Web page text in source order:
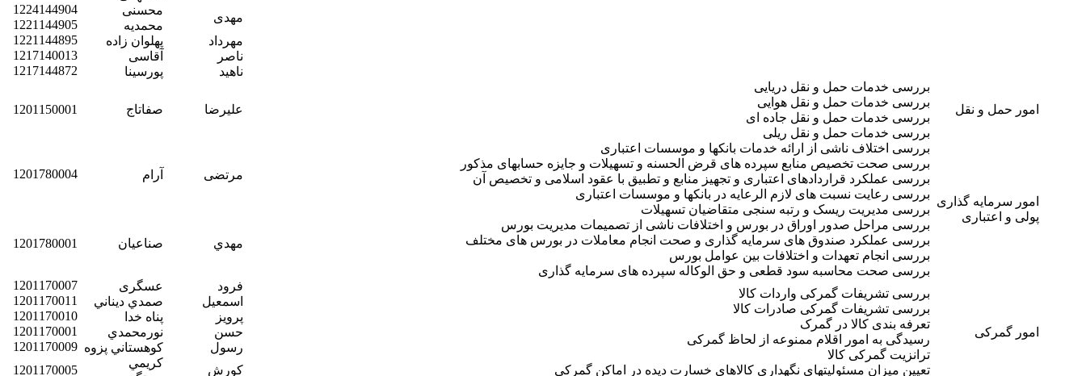
مهدی
محسنی
1224144904
محمدیه
1221144905
مهرداد
پهلوان زاده
1221144895
ناصر
آقاسی
1217140013
ناهید
پورسینا 1217144872
امور حمل و نقل
بررسی خدمات حمل و نقل دریایی
بررسی خدمات حمل و نقل هوایی
بررسی خدمات حمل و نقل جاده ای
بررسی خدمات حمل و نقل ریلی
عليرضا صفاتاج 1201150001
امور سرمایه گذاری
پولی و اعتباری
بررسی اختلاف ناشی از ارائه خدمات بانکها و موسسات اعتباری
بررسی صحت تخصیص منابع سپرده های قرض الحسنه و تسهیلات و جایزه حسابهای مذکور
بررسی عملکرد قراردادهای اعتباری و تجهیز منابع و تطبیق با عقود اسلامی و تخصیص آن
بررسی رعایت نسبت های لازم الرعایه در بانکها و موسسات اعتباری
بررسی مدیریت ریسک و رتبه سنجی متقاضیان تسهیلات
بررسی مراحل صدور اوراق در بورس و اختلافات ناشی از تصمیمات مدیریت بورس
بررسی عملکرد صندوق های سرمایه گذاری و صحت انجام معاملات در بورس های مختلف
بررسی انجام تعهدات و اختلافات بین عوامل بورس
بررسی صحت محاسبه سود قطعی و حق الوکاله سپرده های سرمایه گذاری
مرتضی آرام 1201780004
مهدي صناعيان 1201780001
امور گمرکی
بررسی تشریفات گمرکی واردات کالا
بررسی تشریفات گمرکی صادرات کالا
تعرفه بندی کالا در گمرک
رسیدگی به امور اقلام ممنوعه از لحاظ گمرکی
ترانزیت گمرکی کالا
تعیین میزان مسئولیتهای نگهداری کالاهای خسارت دیده در اماکن گمرکی
فرود عسگری
1201170007
اسمعيل
صمدي ديناني
1201170011
پرويز
پناه خدا
1201170010
حسن
نورمحمدي
1201170001
رسول
كوهستاني پزوه 1201170009
كورش
كريمي
1201170005